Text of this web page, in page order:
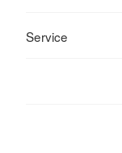
Service